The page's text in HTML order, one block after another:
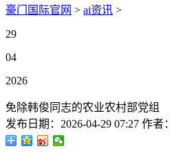
豪门国际官网 > ai资讯 >
29
04
2026
免除韩俊同志的农业农村部党组
发布日期： 2026-04-29 07:27 作者：